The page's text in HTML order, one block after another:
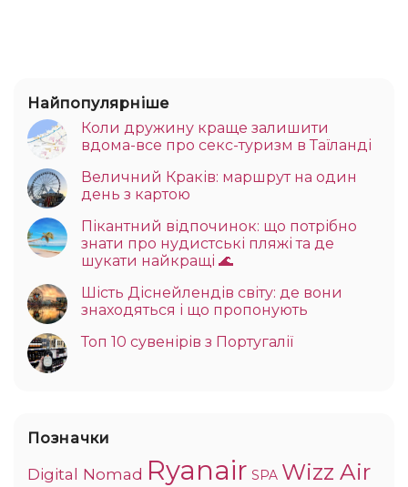
Найпопулярніше
Коли дружину краще залишити
вдома-все про секс-туризм в Таїланді
Величний Краків: маршрут на один
день з картою
Пікантний відпочинок: що потрібно
знати про нудистські пляжі та де
шукати найкращі 🌊
Шість Діснейлендів світу: де вони
знаходяться і що пропонують
Топ 10 сувенірів з Португалії
Позначки
Digital Nomad Ryanair SPA Wizz Air